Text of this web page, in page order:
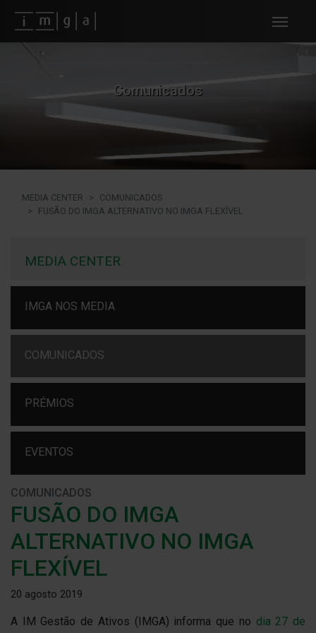
Fundos imga
Comunicados
MEDIA CENTER
COMUNICADOS
FUSÃO DO IMGA ALTERNATIVO NO IMGA FLEXÍVEL
MEDIA CENTER
IMGA NOS MEDIA
COMUNICADOS
PRÉMIOS
EVENTOS
COMUNICADOS
FUSÃO DO IMGA
ALTERNATIVO NO IMGA
FLEXÍVEL
20 agosto 2019
A IM Gestão de Ativos (IMGA) informa que no dia 27 de